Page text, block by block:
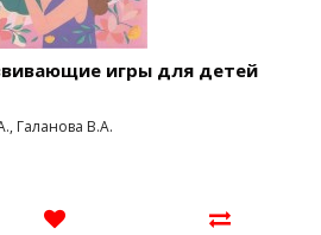
игры для детей
Галанова В.А.